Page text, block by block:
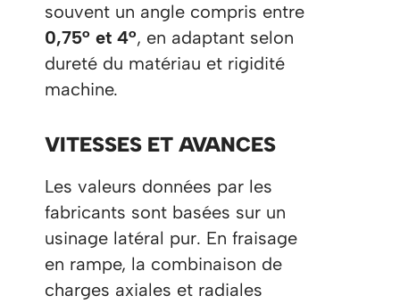
souvent un angle compris entre
0,75° et 4°, en adaptant selon
dureté du matériau et rigidité
machine.
VITESSES ET AVANCES
Les valeurs données par les
fabricants sont basées sur un
usinage latéral pur. En fraisage
en rampe, la combinaison de
charges axiales et radiales